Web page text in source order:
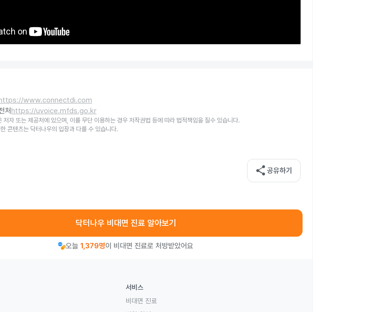
www.connectdi.com
처 https://uvoice.mfds.go.kr
저자 또는 제공처에 있으며, 이를 무단 이용하는 경우 저작권법 등에 따라 법적책임을 질수 있습니다.
콘텐츠는 닥터나우의 입장과 다를 수 있습니다.
share 공유하기
닥터나우 비대면 진료 알아보기
오늘 1,379명이 비대면 진료로 처방받았어요
서비스
비대면 진료